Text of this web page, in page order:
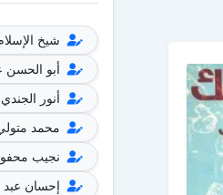
شيخ
أبو الحسن
أنور الجندي
محمد
نجيب
إحسان